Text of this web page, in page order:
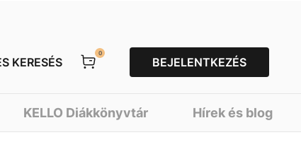
KERESÉS
0
BEJELENTKEZÉS
KELLO Diákkönyvtár Hírek és blog